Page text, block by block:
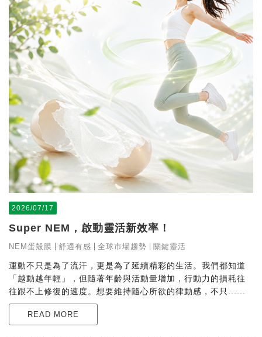
2026/07/17
Super NEM，啟動靈活新效率！
NEM蛋殼膜 舒適有感 全球市場趨勢 關鍵靈活
運動不只是為了流汗，更是為了延續精彩的生活。我們都知道
「越動越年輕」，但隨著年齡與活動量增加，行動力的損耗往
往跟不上修復的速度。想要維持隨心所欲的律動感，不只......
READ MORE